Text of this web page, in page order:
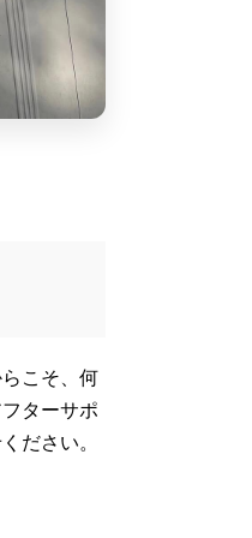
こそ、何
ターサポ
ださい。